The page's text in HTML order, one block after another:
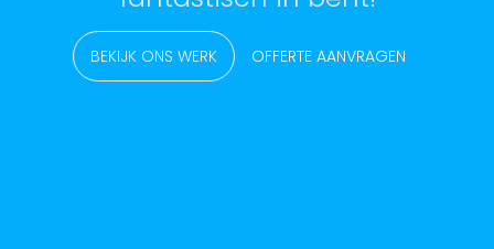
BEKIJK ONS WERK OFFERTE AANVRAGEN